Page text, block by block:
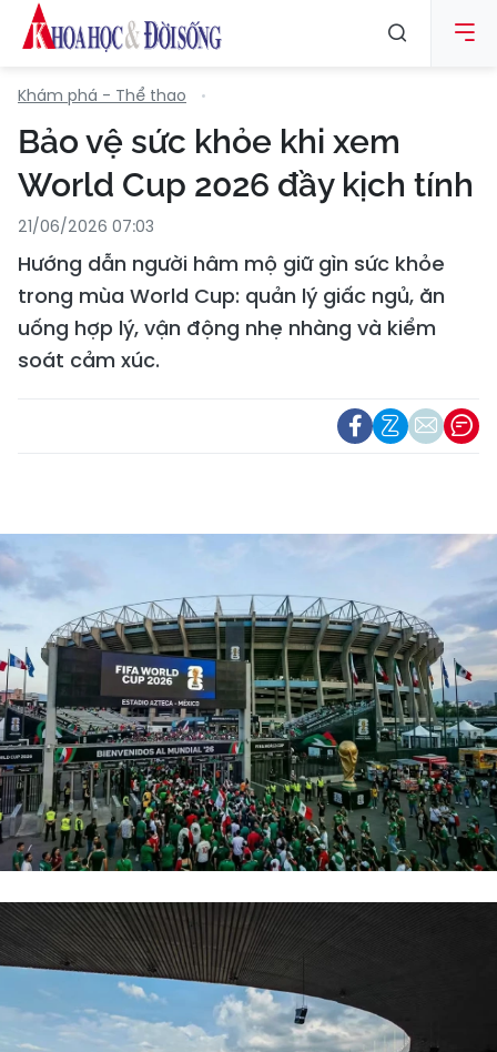
Khám phá - Thể thao
Bảo vệ sức khỏe khi xem
World Cup 2026 đầy kịch tính
21/06/2026 07:03
Hướng dẫn người hâm mộ giữ gìn sức khỏe
trong mùa World Cup: quản lý giấc ngủ, ăn
uống hợp lý, vận động nhẹ nhàng và kiểm
soát cảm xúc.